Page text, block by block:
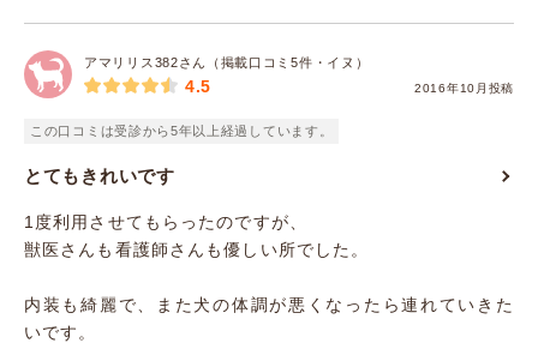
アマリリス382さん（掲載口コミ5件・イヌ）
2016年10月投稿
4.5
この口コミは受診から5年以上経過しています。
とてもきれいです
1度利用させてもらったのですが、
獣医さんも看護師さんも優しい所でした。
内装も綺麗で、また犬の体調が悪くなったら連れていきた
いです。